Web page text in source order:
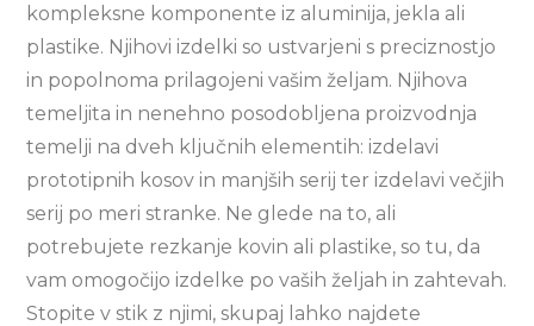
kompleksne komponente iz aluminija, jekla ali
plastike. Njihovi izdelki so ustvarjeni s preciznostjo
in popolnoma prilagojeni vašim željam. Njihova
temeljita in nenehno posodobljena proizvodnja
temelji na dveh ključnih elementih: izdelavi
prototipnih kosov in manjših serij ter izdelavi večjih
serij po meri stranke. Ne glede na to, ali
potrebujete rezkanje kovin ali plastike, so tu, da
vam omogočijo izdelke po vaših željah in zahtevah.
Stopite v stik z njimi, skupaj lahko najdete